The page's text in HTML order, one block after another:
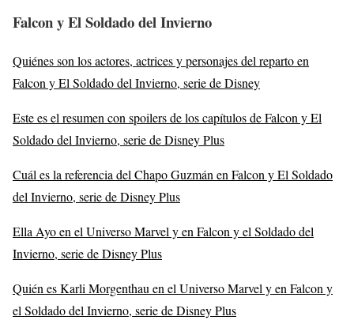
Falcon y El Soldado del Invierno
Quiénes son los actores, actrices y personajes del reparto en
Falcon y El Soldado del Invierno, serie de Disney
Este es el resumen con spoilers de los capítulos de Falcon y El
Soldado del Invierno, serie de Disney Plus
Cuál es la referencia del Chapo Guzmán en Falcon y El Soldado
del Invierno, serie de Disney Plus
Ella Ayo en el Universo Marvel y en Falcon y el Soldado del
Invierno, serie de Disney Plus
Quién es Karli Morgenthau en el Universo Marvel y en Falcon y
el Soldado del Invierno, serie de Disney Plus